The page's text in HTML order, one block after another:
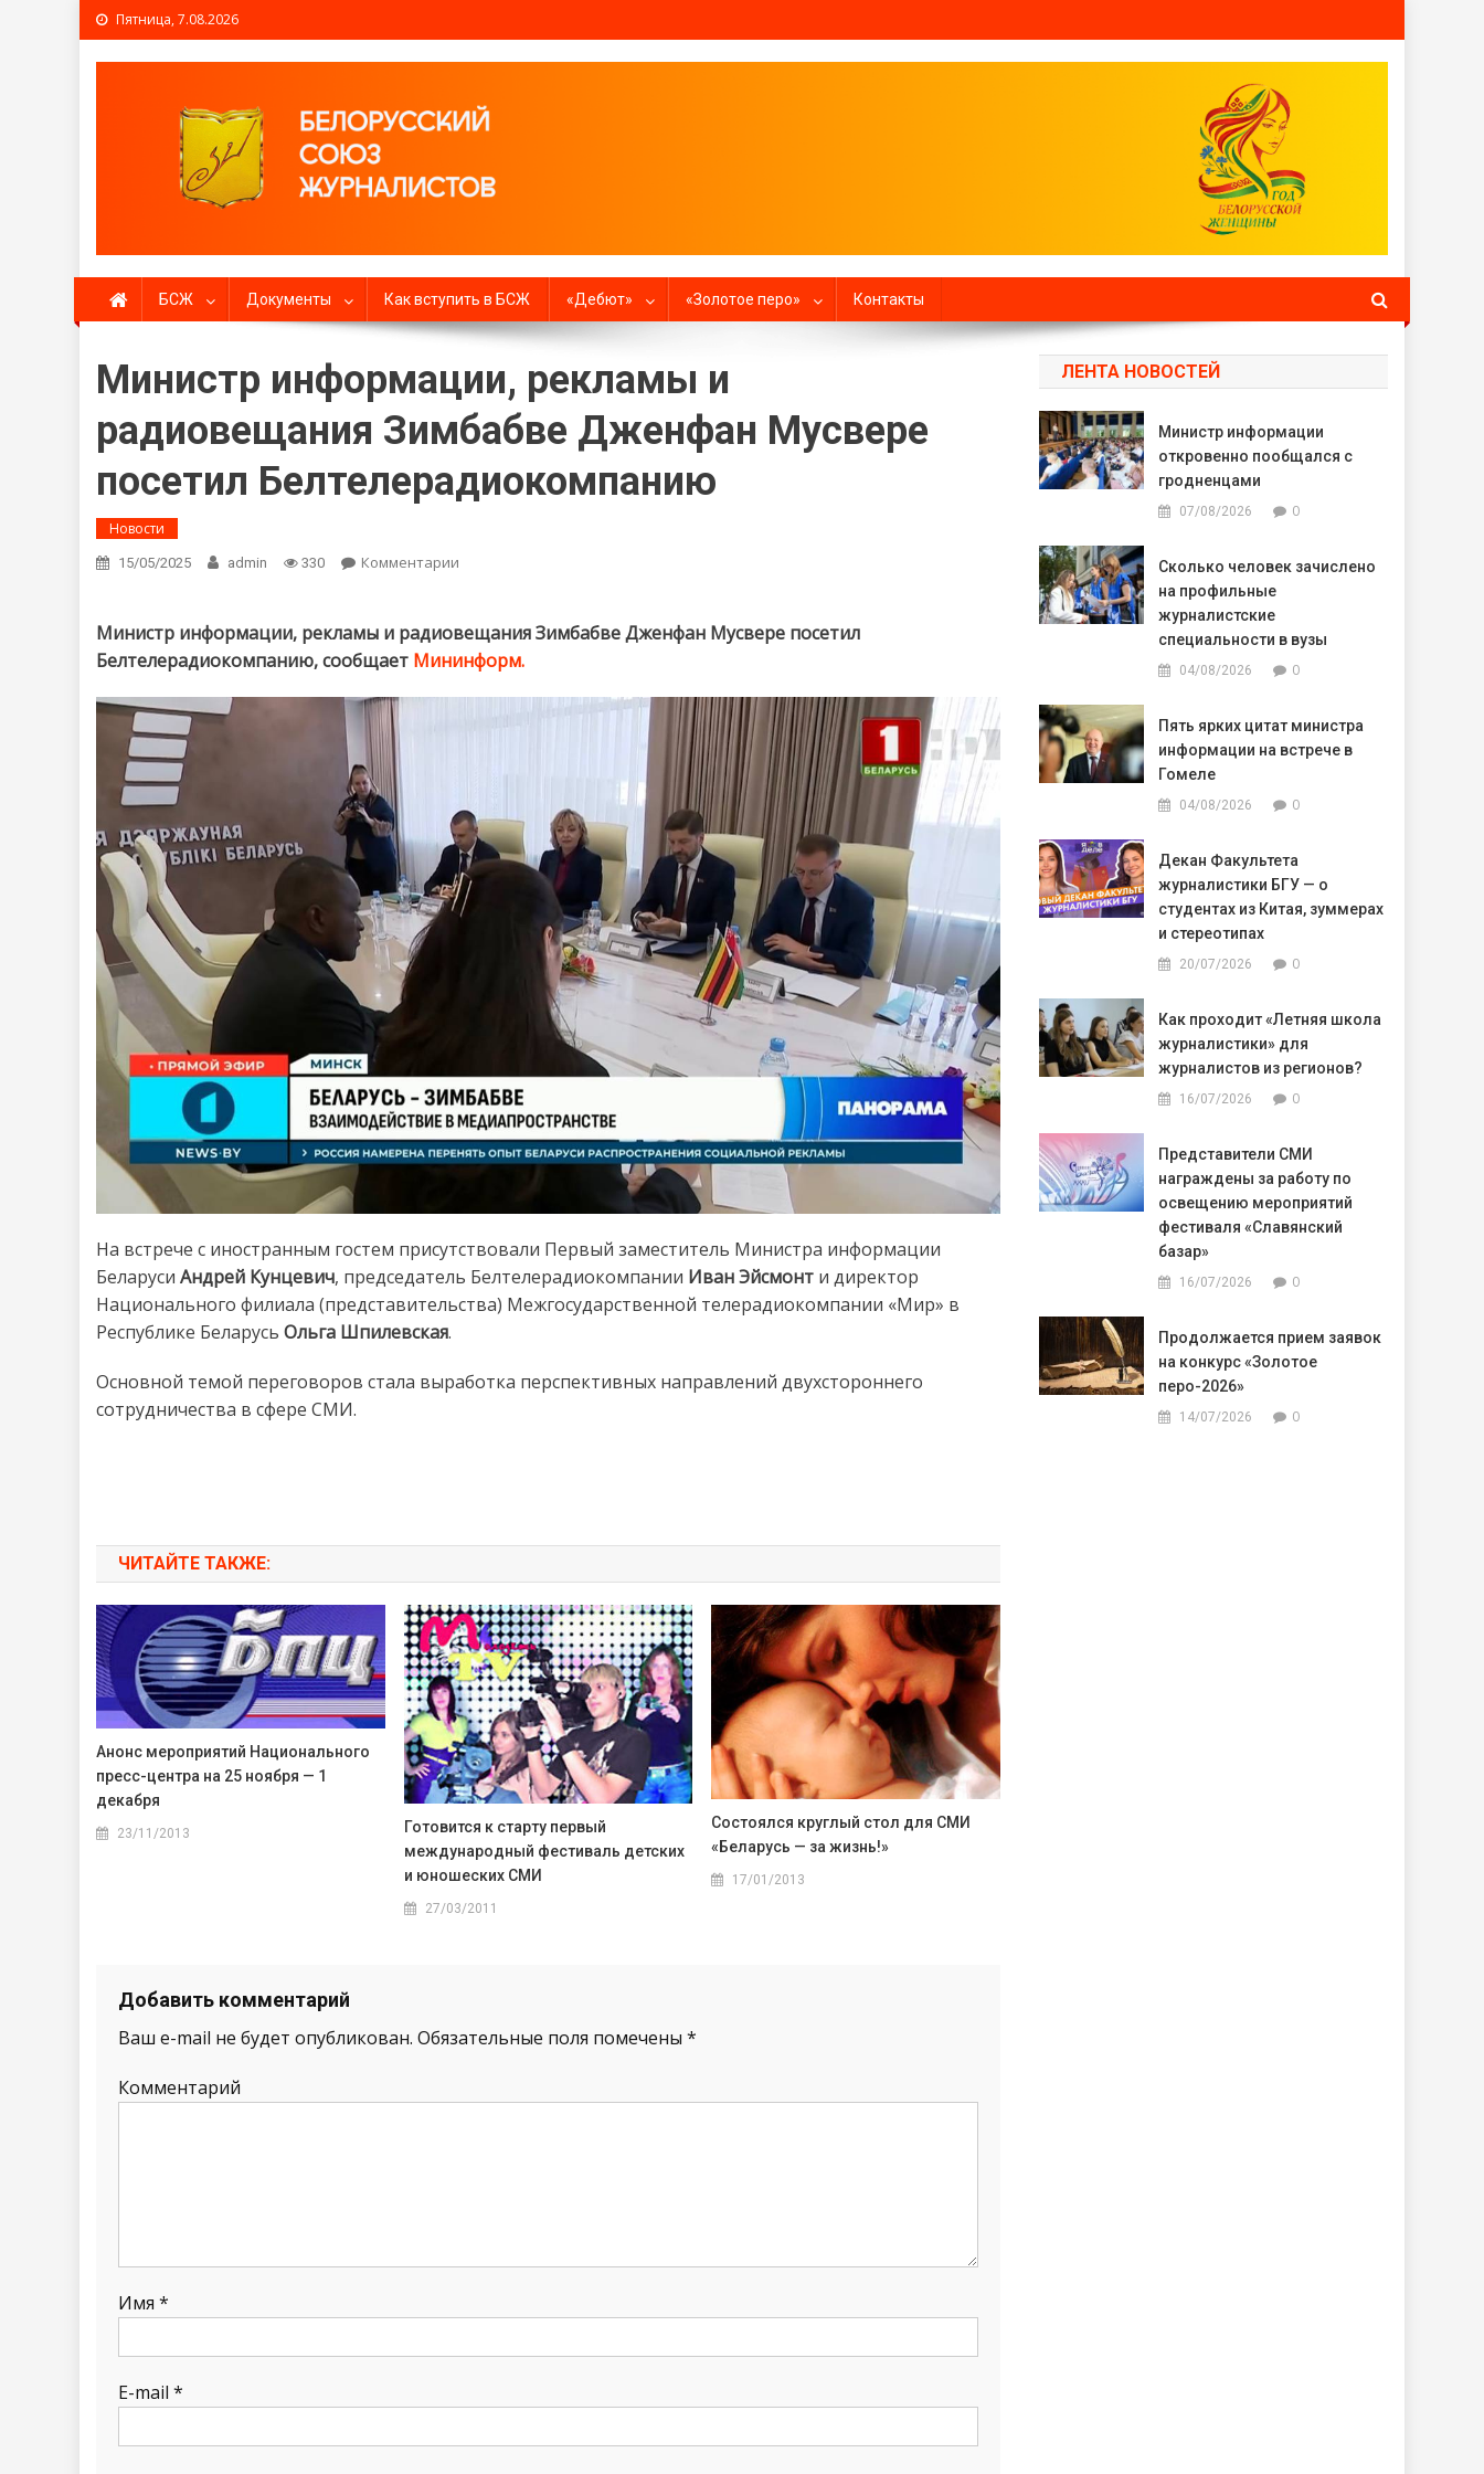
Пятница, 7.08.2026
Белорусский союз журналистов
БСЖ Документы Как вступить в БСЖ «Дебют» «Золотое перо» Контакты
Министр информации, рекламы и
радиовещания Зимбабве Дженфан Мусвере
посетил Белтелерадиокомпанию
Новости
15/05/2025 admin 330 Комментарии
Министр информации, рекламы и радиовещания Зимбабве Дженфан Мусвере посетил
Белтелерадиокомпанию, сообщает Мининформ.
На встрече с иностранным гостем присутствовали Первый заместитель Министра информации
Беларуси Андрей Кунцевич, председатель Белтелерадиокомпании Иван Эйсмонт и директор
Национального филиала (представительства) Межгосударственной телерадиокомпании «Мир» в
Республике Беларусь Ольга Шпилевская.
Основной темой переговоров стала выработка перспективных направлений двухстороннего
сотрудничества в сфере СМИ.
ЧИТАЙТЕ ТАКЖЕ:
Анонс мероприятий Национального
пресс-центра на 25 ноября — 1
декабря
23/11/2013
Готовится к старту первый
международный фестиваль детских
и юношеских СМИ
27/03/2011
Состоялся круглый стол для СМИ
«Беларусь — за жизнь!»
17/01/2013
Добавить комментарий
Ваш e-mail не будет опубликован. Обязательные поля помечены *
Комментарий
Имя *
E-mail *
ЛЕНТА НОВОСТЕЙ
Министр информации
откровенно пообщался с
гродненцами
07/08/2026 0
Сколько человек зачислено
на профильные
журналистские
специальности в вузы
04/08/2026 0
Пять ярких цитат министра
информации на встрече в
Гомеле
04/08/2026 0
Декан Факультета
журналистики БГУ — о
студентах из Китая, зуммерах
и стереотипах
20/07/2026 0
Как проходит «Летняя школа
журналистики» для
журналистов из регионов?
16/07/2026 0
Представители СМИ
награждены за работу по
освещению мероприятий
фестиваля «Славянский
базар»
16/07/2026 0
Продолжается прием заявок
на конкурс «Золотое
перо-2026»
14/07/2026 0